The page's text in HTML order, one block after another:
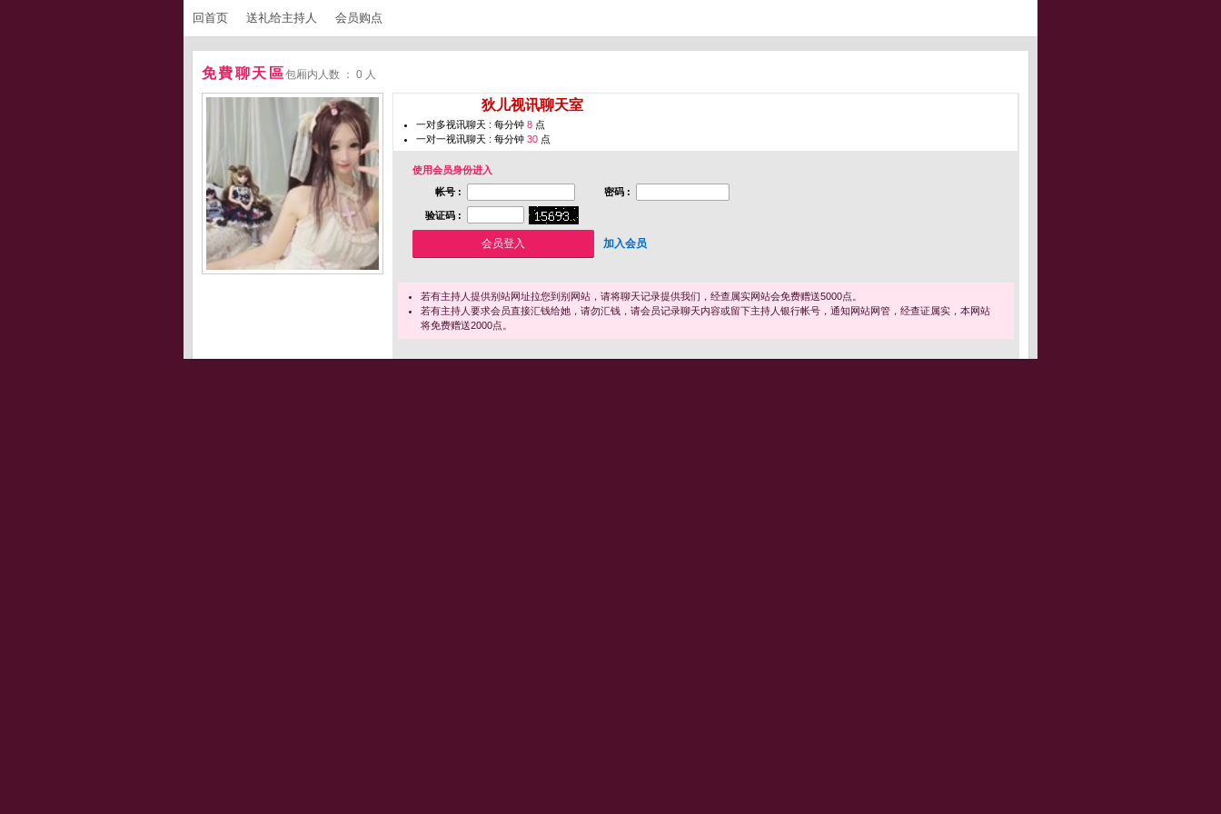
回首页 送礼给主持人 会员购点
免費聊天區包厢内人数 ： 0 人
狄儿视讯聊天室
一对多视讯聊天 : 每分钟 8 点
一对一视讯聊天 : 每分钟 30 点
使用会员身份进入
帐号 :
密码 :
验证码 :
加入会员
若有主持人提供别站网址拉您到别网站，请将聊天记录提供我们，经查属实网站会免费赠送5000点。
若有主持人要求会员直接汇钱给她，请勿汇钱，请会员记录聊天内容或留下主持人银行帐号，通知网站网管，经查证属实，本网站
将免费赠送2000点。